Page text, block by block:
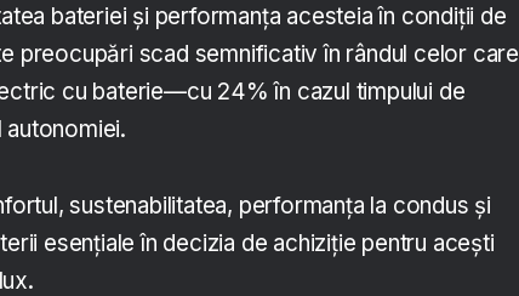
bateriei și performanța acesteia în condiții de
preocupări scad semnificativ în rândul celor care
cu baterie—cu 24% în cazul timpului de
sustenabilitatea, performanța la condus și
esențiale în decizia de achiziție pentru acești